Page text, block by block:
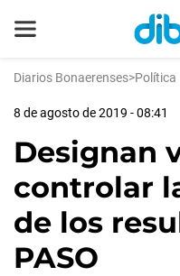
Diarios Bonaerenses>Política
8 de agosto de 2019 - 08:41
Designan
controlar
de los
PASO